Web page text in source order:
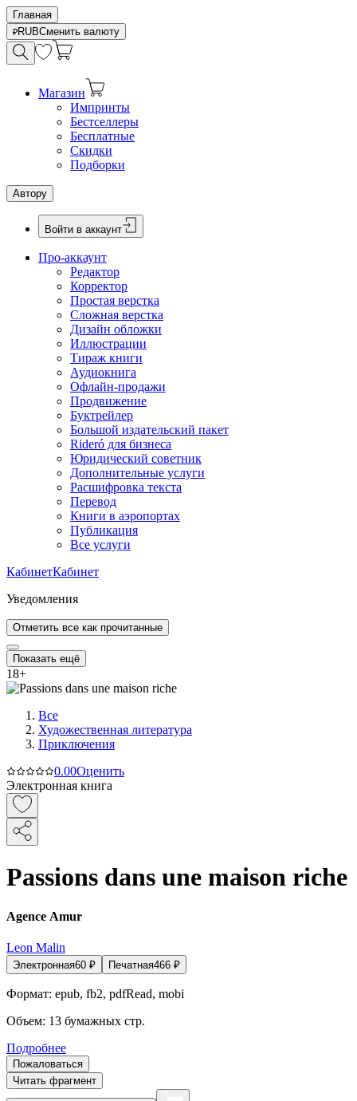
Главная
RUBСменить валюту
Магазин
Импринты
Бестселлеры
Бесплатные
Скидки
Подборки
Автору
Войти в аккаунт
Про-аккаунт
Редактор
Корректор
Простая верстка
Сложная верстка
Дизайн обложки
Иллюстрации
Тираж книги
Аудиокнига
Офлайн-продажи
Продвижение
Буктрейлер
Большой издательский пакет
Rideró для бизнеса
Юридический советник
Дополнительные услуги
Расшифровка текста
Перевод
Книги в аэропортах
Публикация
Все услуги
КабинетКабинет
Уведомления
Отметить все как прочитанные
Показать ещё
18+
Все
Художественная литература
Приключения
0.00Оценить
Электронная книга
Passions dans une maison riche
Agence Amur
Leon Malin
Электронная60 ₽ Печатная466 ₽
Формат: epub, fb2, pdfRead, mobi
Объем: 13 бумажных стр.
Подробнее
Пожаловаться
Читать фрагмент